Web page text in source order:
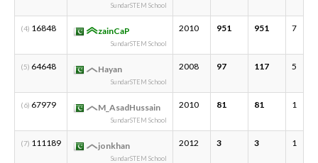
SundarSTEM School
(4) 16848 zainCaP
SundarSTEM School
2010 951 951 7
(5) 64648 Hayan
SundarSTEM School
2008 97 117 5
(6) 67979 M_AsadHussain
SundarSTEM School
2010 81 81 1
(7) 111189 jonkhan
SundarSTEM School
2012 3 3 1